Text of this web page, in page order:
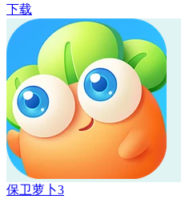
下载
保卫萝卜3